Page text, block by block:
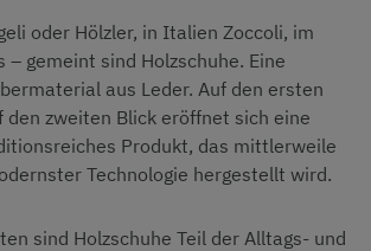
oder Hölzler, in Italien Zoccoli, im
– gemeint sind Holzschuhe. Eine
aus Leder. Auf den ersten
den zweiten Blick eröffnet sich eine
Produkt, das mittlerweile
Technologie hergestellt wird.
sind Holzschuhe Teil der Alltags- und